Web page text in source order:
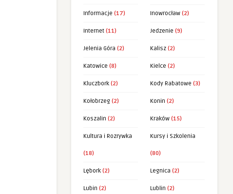
Informacje (17) Inowrocław (2)
Internet (11) Jedzenie (9)
Jelenia Góra (2) Kalisz (2)
Katowice (8) Kielce (2)
Kluczbork (2) Kody Rabatowe (3)
Kołobrzeg (2) Konin (2)
Koszalin (2) Kraków (15)
Kultura i Rozrywka
(18)
Kursy i Szkolenia
(80)
Lębork (2) Legnica (2)
Lubin (2) Lublin (2)